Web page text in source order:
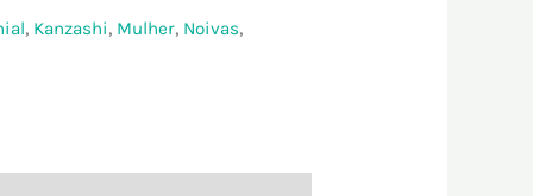
, Kanzashi, Mulher, Noivas,